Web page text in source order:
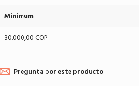
Minimum
30.000,00 COP
Pregunta por este producto